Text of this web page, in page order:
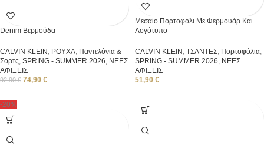
Denim Βερμούδα
CALVIN KLEIN , ΡΟΥΧΑ, Παντελόνια &
Σορτς, SPRING - SUMMER 2026, ΝΕΕΣ
ΑΦΙΞΕΙΣ
92,90€ 74,90 €
Μεσαίο Πορτοφόλι Με Φερμουάρ Και
Λογότυπο
CALVIN KLEIN , ΤΣΑΝΤΕΣ, Πορτοφόλια,
SPRING - SUMMER 2026, ΝΕΕΣ
ΑΦΙΞΕΙΣ
51,90 €
-20%